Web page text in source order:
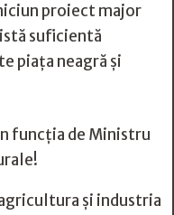
proiect major
suficientă
piața neagră și
funcția de Ministru
și industria